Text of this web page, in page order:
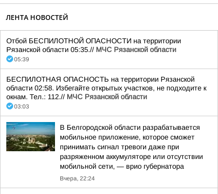
ЛЕНТА НОВОСТЕЙ
Отбой БЕСПИЛОТНОЙ ОПАСНОСТИ на территории
Рязанской области 05:35.// МЧС Рязанской области
05:39
БЕСПИЛОТНАЯ ОПАСНОСТЬ на территории Рязанской
области 02:58. Избегайте открытых участков, не подходите к
окнам. Тел.: 112.// МЧС Рязанской области
03:03
В Белгородской области разрабатывается
мобильное приложение, которое сможет
принимать сигнал тревоги даже при
разряженном аккумуляторе или отсутствии
мобильной сети, — врио губернатора
Вчера, 22:24